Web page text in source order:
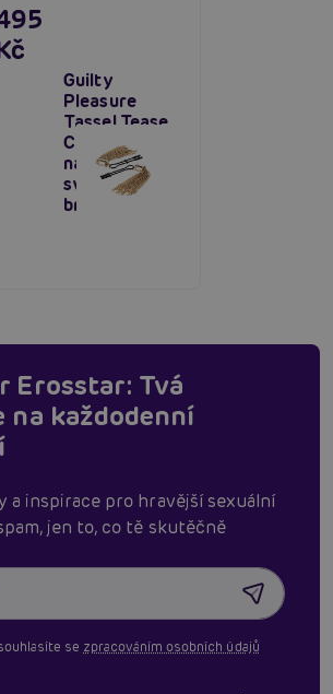
Guilty
Pleasure
Tassel Tease
Clamps,
nastavitelné
svorky na
bradavky
Erosstar: Tvá
na každodenní
a inspirace pro hravější sexuální
jen to, co tě skutěčně
se zpracováním osobních údajů